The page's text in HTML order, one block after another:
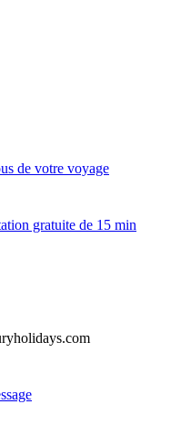
de votre voyage
gratuite de 15 min